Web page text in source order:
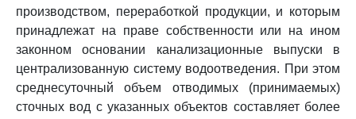
производством, переработкой продукции, и которым
принадлежат на праве собственности или на ином
законном основании канализационные выпуски в
централизованную систему водоотведения. При этом
среднесуточный объем отводимых (принимаемых)
сточных вод с указанных объектов составляет более